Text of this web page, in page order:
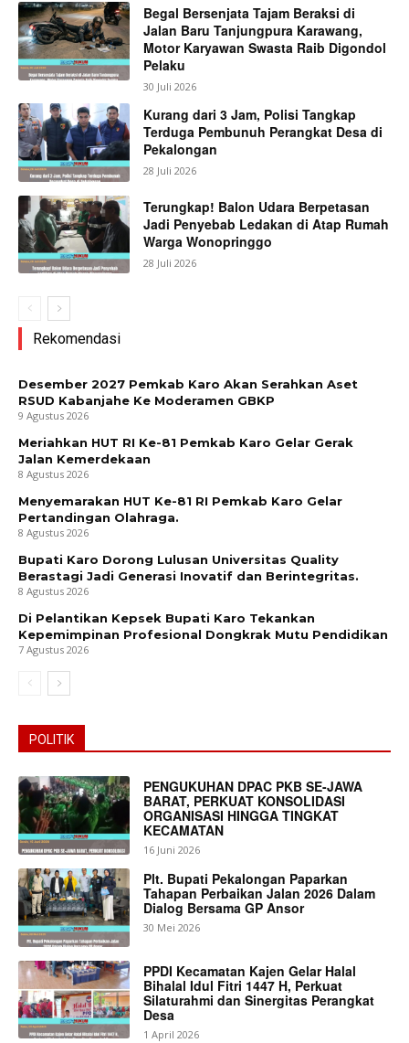
Begal Bersenjata Tajam Beraksi di
Jalan Baru Tanjungpura Karawang,
Motor Karyawan Swasta Raib Digondol
Pelaku
30 Juli 2026
Kurang dari 3 Jam, Polisi Tangkap
Terduga Pembunuh Perangkat Desa di
Pekalongan
28 Juli 2026
Terungkap! Balon Udara Berpetasan
Jadi Penyebab Ledakan di Atap Rumah
Warga Wonopringgo
28 Juli 2026
Rekomendasi
Desember 2027 Pemkab Karo Akan Serahkan Aset
RSUD Kabanjahe Ke Moderamen GBKP
9 Agustus 2026
Meriahkan HUT RI Ke-81 Pemkab Karo Gelar Gerak
Jalan Kemerdekaan
8 Agustus 2026
Menyemarakan HUT Ke-81 RI Pemkab Karo Gelar
Pertandingan Olahraga.
8 Agustus 2026
Bupati Karo Dorong Lulusan Universitas Quality
Berastagi Jadi Generasi Inovatif dan Berintegritas.
8 Agustus 2026
Di Pelantikan Kepsek Bupati Karo Tekankan
Kepemimpinan Profesional Dongkrak Mutu Pendidikan
7 Agustus 2026
POLITIK
PENGUKUHAN DPAC PKB SE-JAWA
BARAT, PERKUAT KONSOLIDASI
ORGANISASI HINGGA TINGKAT
KECAMATAN
16 Juni 2026
Plt. Bupati Pekalongan Paparkan
Tahapan Perbaikan Jalan 2026 Dalam
Dialog Bersama GP Ansor
30 Mei 2026
PPDI Kecamatan Kajen Gelar Halal
Bihalal Idul Fitri 1447 H, Perkuat
Silaturahmi dan Sinergitas Perangkat
Desa
1 April 2026